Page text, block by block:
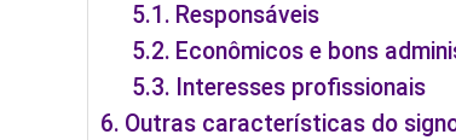
Responsáveis
Econômicos e bons
Interesses profissionais
Outras características do